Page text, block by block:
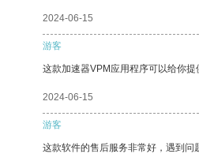
2024-06-15
游客
这款加速器VPM应用程序可以给你提
2024-06-15
游客
这款软件的售后服务非常好，遇到问